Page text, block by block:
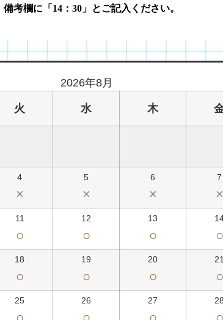
備考欄に「14：30」とご記入ください。
2026年8月
火 水 木
4
×
5
×
6
×
7
×
11
○
12
○
13
○ ○
18
○
19
○
20
○
21
○
25 26 27 28